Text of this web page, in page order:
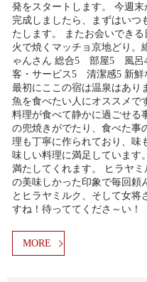
発をスタートします。 今週末
完成しましたら、まずはいつ
たします。 またお会いでき
火で焼くマッチョ京地どり。
ゃんさん 総合5 部屋5 風
客・サービス5 清潔感5 新鮮
最初にここの宿は温泉はあり
魚を食べたい人にオススメで
料理が食べて静かに過ごせる
の兜焼きがでたり、食べた事
理も丁寧に作られており、味
味しい料理に満足しています
満たしてくれます。 ヒラヤ
の美味しかった印象で毎回頼
とヒラヤミルク、そして女将
すね！待っててくださ～い！
MORE